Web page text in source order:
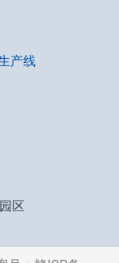
产线
区